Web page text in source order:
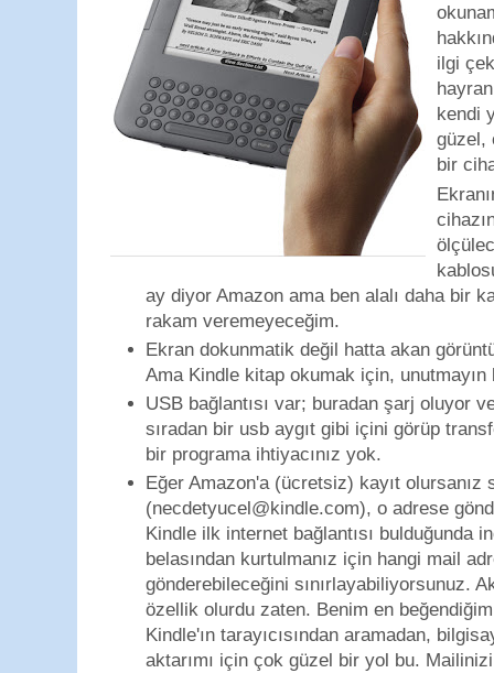
ilgi
kendi
güzel,
bir
ay diyor Amazon ama ben alalı daha bir
rakam veremeyeceğim.
Ekran dokunmatik değil hatta akan
Ama Kindle kitap okumak için, unutmayın
USB bağlantısı var; buradan şarj oluyor
sıradan bir usb aygıt gibi içini görüp
bir programa ihtiyacınız yok.
Eğer Amazon'a (ücretsiz) kayıt
(necdetyucel@kindle.com), o adrese
Kindle ilk internet bağlantısı bulduğunda
belasından kurtulmanız için hangi mail
gönderebileceğini sınırlayabiliyorsunuz.
özellik olurdu zaten. Benim en
Kindle'ın tarayıcısından aramadan,
aktarımı için çok güzel bir yol bu.